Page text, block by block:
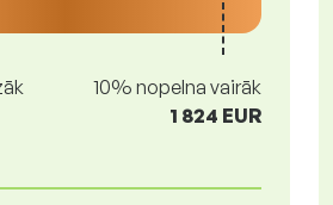
10% nopelna vairāk
1 824 EUR